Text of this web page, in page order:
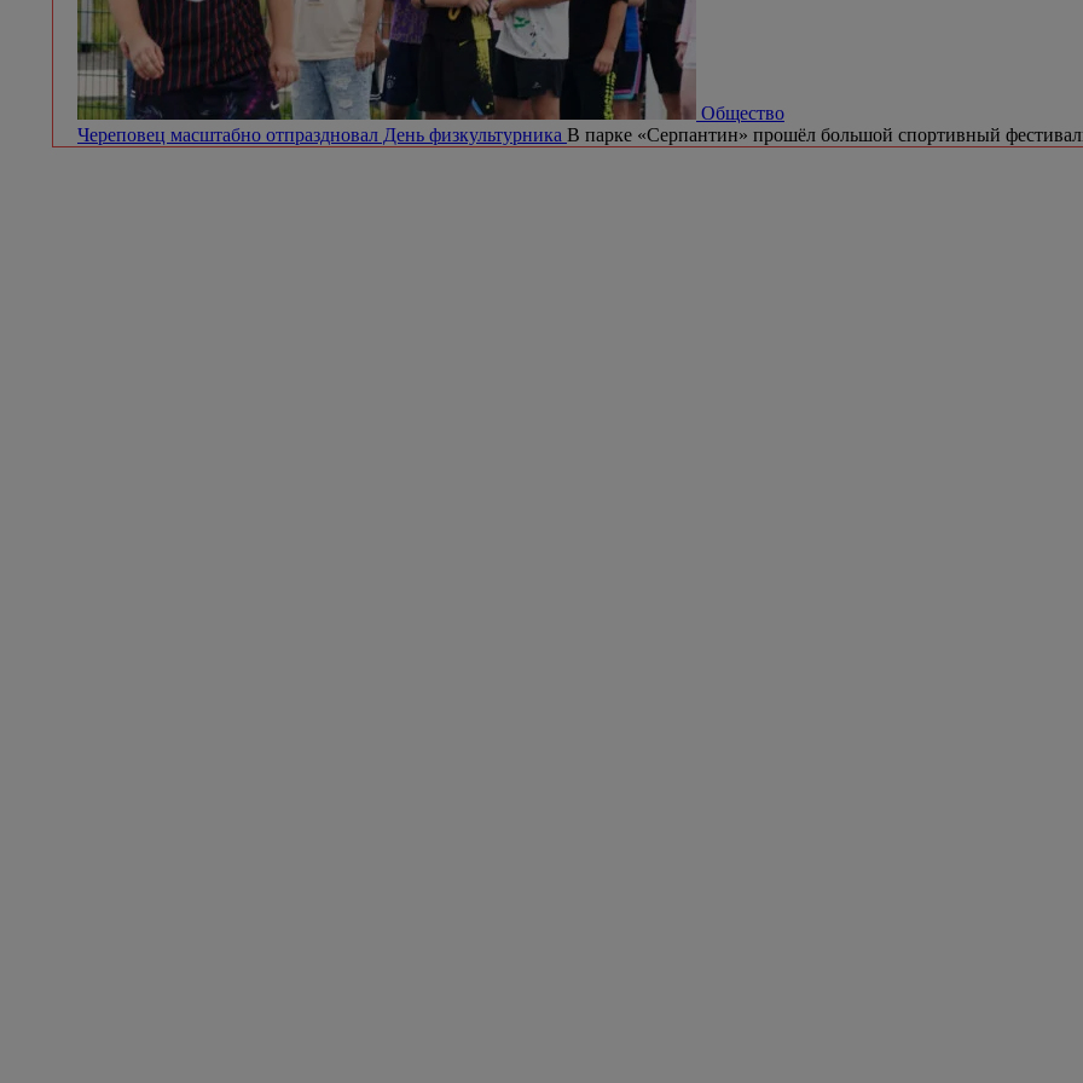
Общество
Череповец масштабно отпраздновал День физкультурника В парке «Серпантин» прошёл большой спортивный